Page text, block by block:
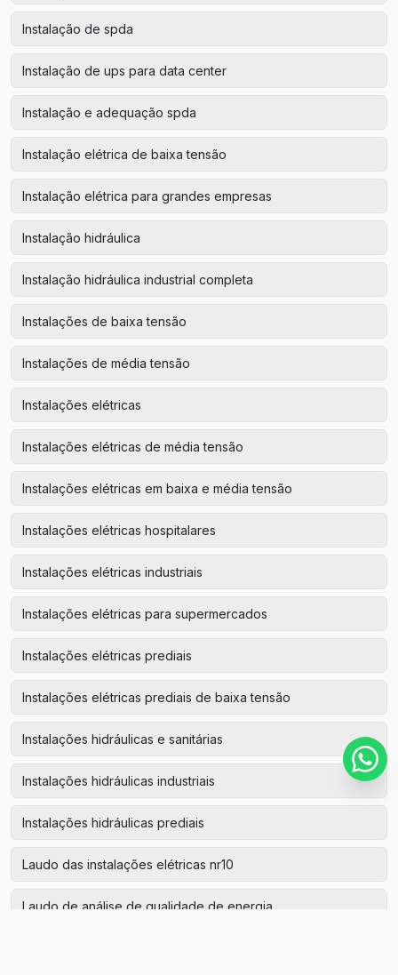
Instalação de spda
Instalação de ups para data center
Instalação e adequação spda
Instalação elétrica de baixa tensão
Instalação elétrica para grandes empresas
Instalação hidráulica
Instalação hidráulica industrial completa
Instalações de baixa tensão
Instalações de média tensão
Instalações elétricas
Instalações elétricas de média tensão
Instalações elétricas em baixa e média tensão
Instalações elétricas hospitalares
Instalações elétricas industriais
Instalações elétricas para supermercados
Instalações elétricas prediais
Instalações elétricas prediais de baixa tensão
Instalações hidráulicas e sanitárias
Instalações hidráulicas industriais
Instalações hidráulicas prediais
Laudo das instalações elétricas nr10
Laudo de análise de qualidade de energia